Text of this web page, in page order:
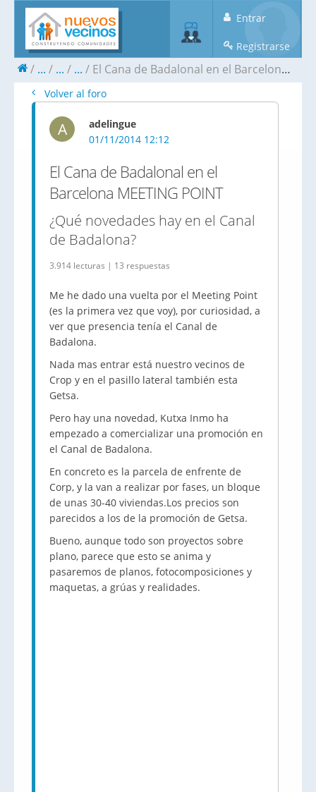
Entrar
Registrarse
... ... ... El Cana de Badalonal en el Barcelona MEETING POINT
Volver al foro
A
adelingue
01/11/2014 12:12
El Cana de Badalonal en el
Barcelona MEETING POINT
¿Qué novedades hay en el Canal
de Badalona?
3.914 lecturas | 13 respuestas
Me he dado una vuelta por el Meeting Point
(es la primera vez que voy), por curiosidad, a
ver que presencia tenía el Canal de
Badalona.
Nada mas entrar está nuestro vecinos de
Crop y en el pasillo lateral también esta
Getsa.
Pero hay una novedad, Kutxa Inmo ha
empezado a comercializar una promoción en
el Canal de Badalona.
En concreto es la parcela de enfrente de
Corp, y la van a realizar por fases, un bloque
de unas 30-40 viviendas.Los precios son
parecidos a los de la promoción de Getsa.
Bueno, aunque todo son proyectos sobre
plano, parece que esto se anima y
pasaremos de planos, fotocomposiciones y
maquetas, a grúas y realidades.